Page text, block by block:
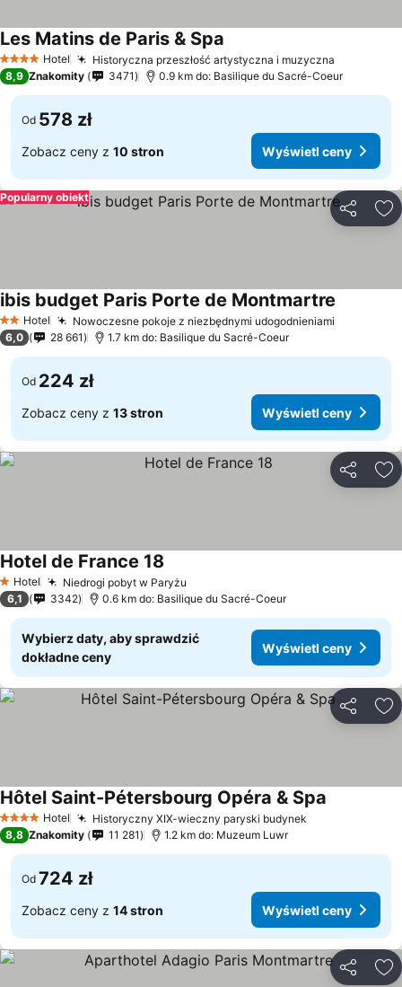
4 KategoriaHotel Historyczna przeszłość artystyczna i muzyczna
Les Matins de Paris & Spa
8,9 Znakomity 3471 0.9 km do: Basilique du Sacré-Coeur
Od 578 zł
Zobacz ceny z 10 stron Wyświetl ceny
Popularny obiekt
2 Kategoria
Hotel Nowoczesne pokoje z niezbędnymi udogodnieniami
ibis budget Paris Porte de Montmartre
6,0 28 661 1.7 km do: Basilique du Sacré-Coeur
Od 224 zł
Zobacz ceny z 13 stron Wyświetl ceny
1 Kategoria
Hotel Niedrogi pobyt w Paryżu
Hotel de France 18
6,1 3342 0.6 km do: Basilique du Sacré-Coeur
Wybierz daty, aby sprawdzić
dokładne ceny
Wyświetl ceny
4 KategoriaHotel Historyczny XIX-wieczny paryski budynek
Hôtel Saint-Pétersbourg Opéra & Spa
8,8 Znakomity 11 281 1.2 km do: Muzeum Luwr
Od 724 zł
Zobacz ceny z 14 stron Wyświetl ceny